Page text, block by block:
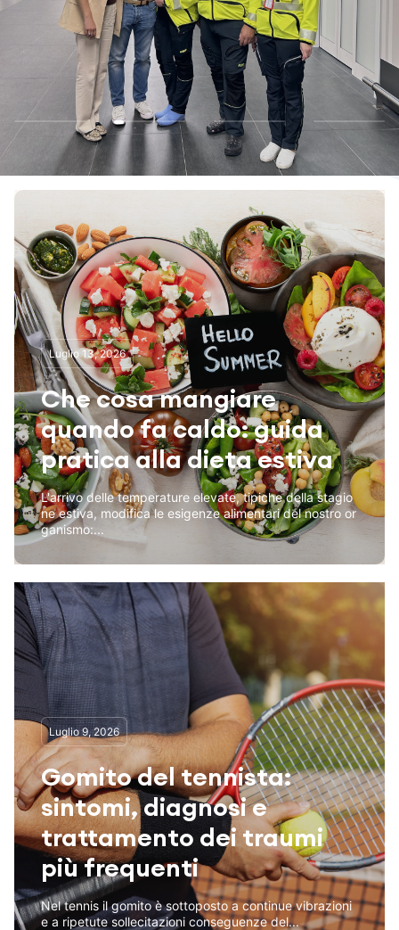
Luglio 13, 2026
Che cosa mangiare
quando fa caldo: guida
pratica alla dieta estiva
L'arrivo delle temperature elevate, tipiche della stagio
ne estiva, modifica le esigenze alimentari del nostro or
ganismo:...
Luglio 9, 2026
Gomito del tennista:
sintomi, diagnosi e
trattamento dei traumi
più frequenti
Nel tennis il gomito è sottoposto a continue vibrazioni
e a ripetute sollecitazioni conseguenze del...